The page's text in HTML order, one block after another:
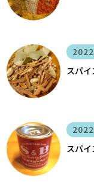
スパイ
スパイ